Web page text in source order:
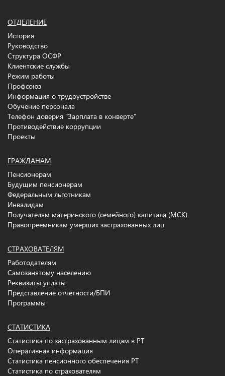
ОТДЕЛЕНИЕ
История
Руководство
Структура ОСФР
Клиентские службы
Режим работы
Профсоюз
Информация о трудоустройстве
Обучение персонала
Телефон доверия "Зарплата в конверте"
Противодействие коррупции
Проекты
ГРАЖДАНАМ
Пенсионерам
Будущим пенсионерам
Федеральным льготникам
Инвалидам
Получателям материнского (семейного) капитала (МСК)
Правопреемникам умерших застрахованных лиц
СТРАХОВАТЕЛЯМ
Работодателям
Самозанятому населению
Реквизиты уплаты
Представление отчетности/БПИ
Программы
СТАТИСТИКА
Статистика по застрахованным лицам в РТ
Оперативная информация
Статистика пенсионного обеспечения РТ
Статистика по страхователям